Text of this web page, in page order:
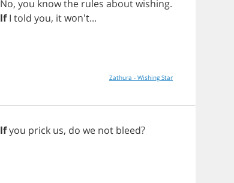
No, you knowthe rules aboutwishing.
lf I told you, itwon't...
Zathura - Wishing Star
lfyou prick us, do we not bleed?